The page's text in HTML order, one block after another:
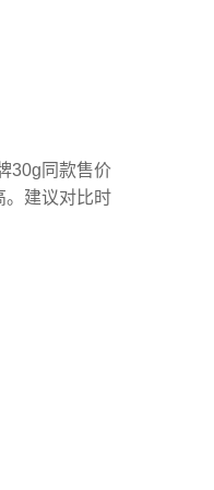
30g同款售价
建议对比时